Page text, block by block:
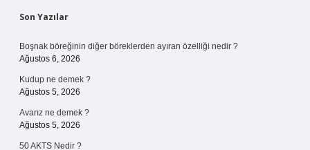
Sidebar
Son Yazılar
Boşnak böreğinin diğer böreklerden ayıran özelliği nedir ?
Ağustos 6, 2026
Kudup ne demek ?
Ağustos 5, 2026
Avarız ne demek ?
Ağustos 5, 2026
50 AKTS Nedir ?